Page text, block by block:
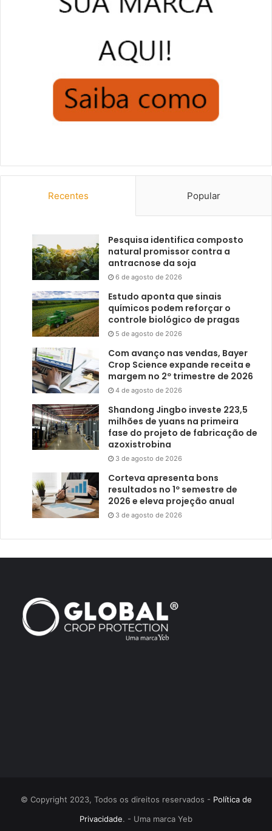
Recentes Popular
Pesquisa identifica composto
natural promissor contra a
antracnose da soja
6 de agosto de 2026
Estudo aponta que sinais
químicos podem reforçar o
controle biológico de pragas
5 de agosto de 2026
Com avanço nas vendas, Bayer
Crop Science expande receita e
margem no 2º trimestre de 2026
4 de agosto de 2026
Shandong Jingbo investe 223,5
milhões de yuans na primeira
fase do projeto de fabricação de
azoxistrobina
3 de agosto de 2026
Corteva apresenta bons
resultados no 1º semestre de
2026 e eleva projeção anual
3 de agosto de 2026
© Copyright 2023, Todos os direitos reservados - Política de
Privacidade. - Uma marca Yeb